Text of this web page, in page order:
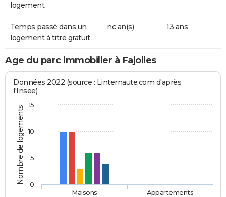
logement
Temps passé dans un
logement à titre gratuit
nc an(s) 13 ans
Age du parc immobilier à Fajolles
Nombre de logements
Données 2022 (source : Linternaute.com d'après
l'Insee)
Maisons Appartements
0
5
10
15